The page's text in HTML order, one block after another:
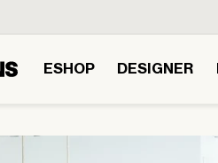
ESHOP DESIGNER